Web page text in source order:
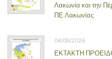
Λακωνία και την
ΠΕ Λακωνίας
04/08/2026
ΕΚΤΑΚΤΗ